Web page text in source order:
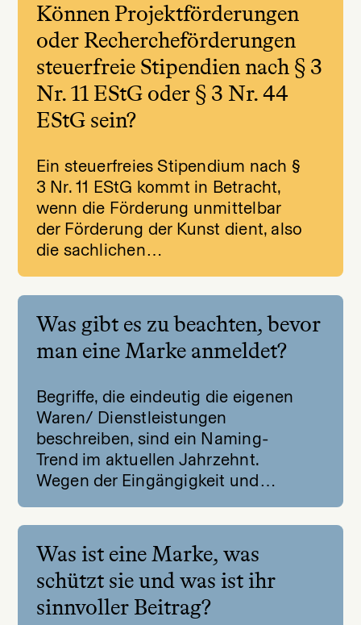
Können Projektförderungen
oder Rechercheförderungen
steuerfreie Stipendien nach § 3
Nr. 11 EStG oder § 3 Nr. 44
EStG sein?
Ein steuerfreies Stipendium nach §
3 Nr. 11 EStG kommt in Betracht,
wenn die Förderung unmittelbar
der Förderung der Kunst dient, also
die sachlichen…
Was gibt es zu beachten, bevor
man eine Marke anmeldet?
Begriffe, die eindeutig die eigenen
Waren/ Dienstleistungen
beschreiben, sind ein Naming-
Trend im aktuellen Jahrzehnt.
Wegen der Eingängigkeit und…
Was ist eine Marke, was
schützt sie und was ist ihr
sinnvoller Beitrag?